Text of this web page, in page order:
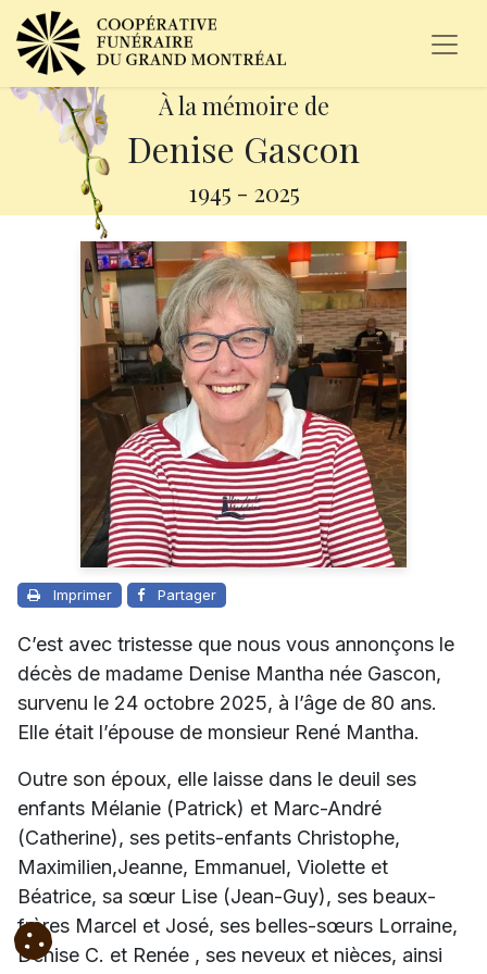
À la mémoire de
Denise Gascon
1945 - 2025
Imprimer Partager
C’est avec tristesse que nous vous annonçons le
décès de madame Denise Mantha née Gascon,
survenu le 24 octobre 2025, à l’âge de 80 ans.
Elle était l’épouse de monsieur René Mantha.
Outre son époux, elle laisse dans le deuil ses
enfants Mélanie (Patrick) et Marc-André
(Catherine), ses petits-enfants Christophe,
Maximilien,Jeanne, Emmanuel, Violette et
Béatrice, sa sœur Lise (Jean-Guy), ses beaux-
frères Marcel et José, ses belles-sœurs Lorraine,
Denise C. et Renée , ses neveux et nièces, ainsi